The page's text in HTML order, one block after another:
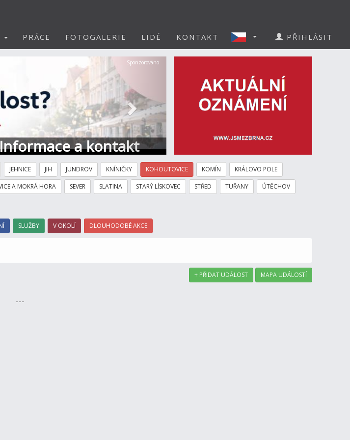
PRÁCE FOTOGALERIE LIDÉ KONTAKT PŘIHLÁSIT
a kontakt
Další
Sponzorováno
JEHNICE JIH JUNDROV KNÍNIČKY KOHOUTOVICE KOMÍN KRÁLOVO POLE
A MOKRÁ HORA SEVER SLATINA STARÝ LÍSKOVEC STŘED TUŘANY ÚTĚCHOV
SLUŽBY V OKOLÍ DLOUHODOBÉ AKCE
+ PŘIDAT UDÁLOST MAPA UDÁLOSTÍ
---